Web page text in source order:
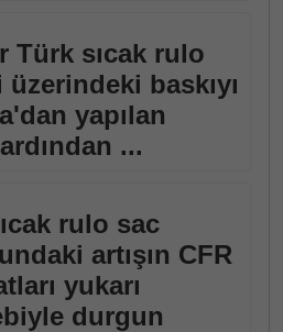
Türk sıcak rulo
baskıyı
yapılan
...
rulo sac
artışın CFR
yukarı
durgun